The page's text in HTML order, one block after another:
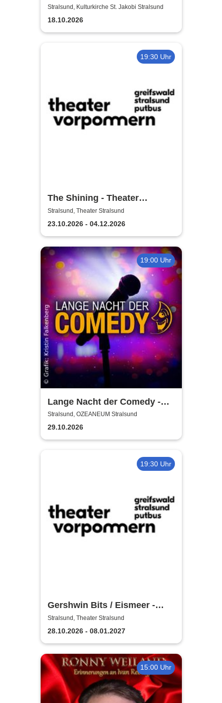
Band
Stralsund, Kulturkirche St. Jakobi Stralsund
18.10.2026
19:30 Uhr
The Shining - Theater
Vorpommern
Stralsund, Theater Stralsund
23.10.2026 - 04.12.2026
19:00 Uhr
Lange Nacht der Comedy -
Die Stadt lacht
Stralsund, OZEANEUM Stralsund
29.10.2026
19:30 Uhr
Gershwin Bits / Eismeer -
Theater Vorpommern
Stralsund, Theater Stralsund
28.10.2026 - 08.01.2027
15:00 Uhr